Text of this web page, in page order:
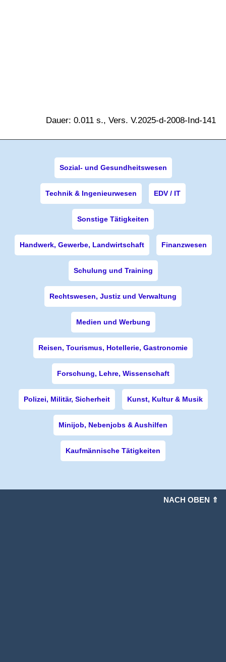
Dauer: 0.011 s., Vers. V.2025-d-2008-Ind-141
Sozial- und Gesundheitswesen
Technik & Ingenieurwesen EDV / IT
Sonstige Tätigkeiten
Handwerk, Gewerbe, Landwirtschaft Finanzwesen
Schulung und Training
Rechtswesen, Justiz und Verwaltung
Medien und Werbung
Reisen, Tourismus, Hotellerie, Gastronomie
Forschung, Lehre, Wissenschaft
Polizei, Militär, Sicherheit Kunst, Kultur & Musik
Minijob, Nebenjobs & Aushilfen
Kaufmännische Tätigkeiten
NACH OBEN ⇑